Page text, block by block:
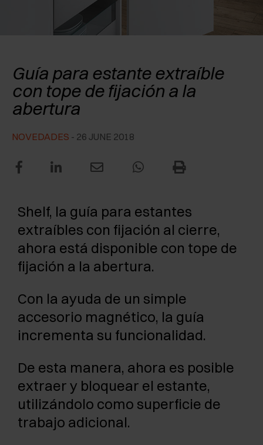
EXCESSORIES - CONSERVAR
EXCESSORIES - EXTRAER
EXCESSORIES - ESTANTES
PIN, SISTEMA PARA LA DISPOSICIÓN DE
SISTEMAS PARA PUERTAS OCULTAS
AMORTIGUADORES EXTERNOS Y DE ENCAJAR
RECONOCIMIENTOS
Guía para estante extraíble
con tope de fijación a la
abertura
NOVEDADES - 26 JUNE 2018
Shelf, la guía para estantes
extraíbles con fijación al cierre,
ahora está disponible con tope de
fijación a la abertura.
Con la ayuda de un simple
accesorio magnético, la guía
incrementa su funcionalidad.
De esta manera, ahora es posible
extraer y bloquear el estante,
utilizándolo como superficie de
trabajo adicional.